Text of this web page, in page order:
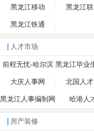
黑龙江移动 黑龙江联
黑龙江铁通
人才市场
前程无忧-哈尔滨 黑龙江毕业
信息网
大庆人事网 北国人才
黑龙江人事编制网 哈港人
房产装修